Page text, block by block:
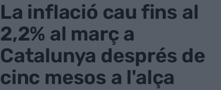
La inflació cau fins al
2,2% al març a
Catalunya després de
cinc mesos a l'alça